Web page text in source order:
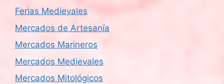
Ferias Medievales
Mercados de Artesanía
Mercados Marineros
Mercados Medievales
Mercados Mitológicos